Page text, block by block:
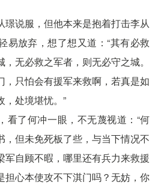
璟说服，但他本来是抱着打击李从
易放弃，想了想又道：“其有必救
无必救之军者，则无必守之城。
，只怕会有援军来救啊，若真是如
，处境堪忧。”
看了何冲一眼，不无蔑视道：“何
，但未免死板了些，与当下情况不
军自顾不暇，哪里还有兵力来救援
担心本使攻不下淇门吗？无妨，你